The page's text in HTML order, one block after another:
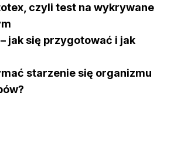
czyli test na wykrywane
jak się przygotować i jak
starzenie się organizmu